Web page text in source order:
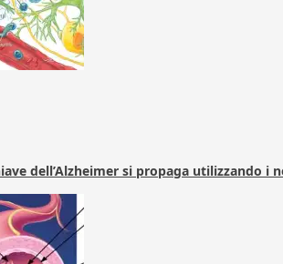
dell’Alzheimer si propaga utilizzando i